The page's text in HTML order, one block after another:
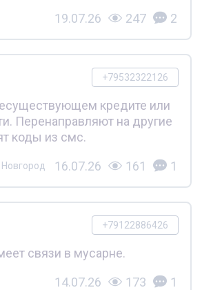
19.07.26 247 2
+79532322126
кредите или
Перенаправляют на другие
коды из смс.
16.07.26 161 1
+79122886426
связи в мусарне.
14.07.26 173 1